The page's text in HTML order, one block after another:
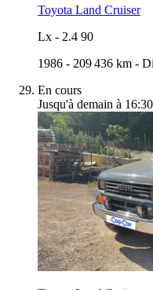
Toyota Land Cruiser
Lx - 2.4 90
1986 - 209 436 km -
En cours
Jusqu'à demain à 16:30